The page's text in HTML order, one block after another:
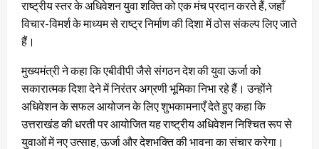
राष्ट्रीय स्तर के अधिवेशन युवा शक्ति को एक मंच प्रदान करते हैं, जहाँ
विचार-विमर्श के माध्यम से राष्ट्र निर्माण की दिशा में ठोस संकल्प लिए जाते
हैं।
मुख्यमंत्री ने कहा कि एबीवीपी जैसे संगठन देश की युवा ऊर्जा को
सकारात्मक दिशा देने में निरंतर अग्रणी भूमिका निभा रहे हैं। उन्होंने
अधिवेशन के सफल आयोजन के लिए शुभकामनाएँ देते हुए कहा कि
उत्तराखंड की धरती पर आयोजित यह राष्ट्रीय अधिवेशन निश्चित रूप से
युवाओं में नए उत्साह, ऊर्जा और देशभक्ति की भावना का संचार करेगा।